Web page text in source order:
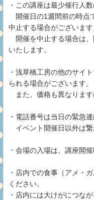
・この講座は最少催行人
開催日の1週間前の時点
中止する場合がございます
開催を中止する場合は
いたします。
・浅草橋工房の他のサイ
られる場合がございます。
また、価格も異なります
・電話番号は当日の緊急連
イベント開催日以外は繋
・会場の入場は、講座開
・店内での食事（アメ・
ください。
・店内には大けがにつな